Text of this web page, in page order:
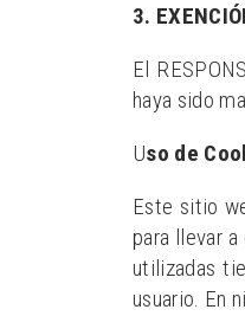
3.
El
haya sido
Uso de
Este sitio
para llevar
utilizadas
usuario. En